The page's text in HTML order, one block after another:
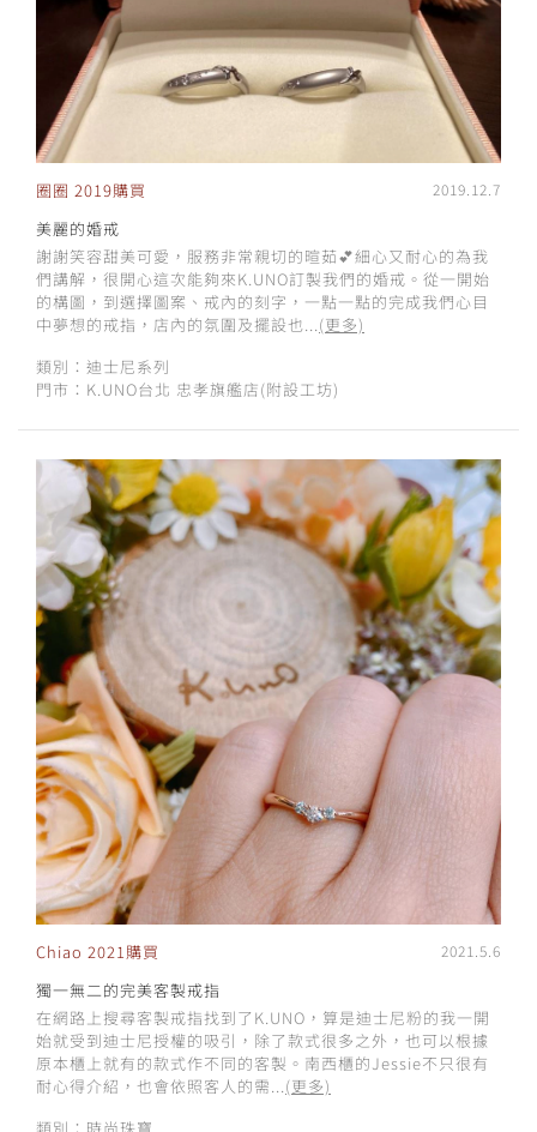
圈圈 2019購買 2019.12.7
美麗的婚戒
謝謝笑容甜美可愛，服務非常親切的暄茹💕細心又耐心的為我
們講解，很開心這次能夠來K.UNO訂製我們的婚戒。從一開始
的構圖，到選擇圖案、戒內的刻字，一點一點的完成我們心目
中夢想的戒指，店內的氛圍及擺設也...(更多)
類別：迪士尼系列
門市：K.UNO台北 忠孝旗艦店(附設工坊)
Chiao 2021購買 2021.5.6
獨一無二的完美客製戒指
在網路上搜尋客製戒指找到了K.UNO，算是迪士尼粉的我一開
始就受到迪士尼授權的吸引，除了款式很多之外，也可以根據
原本櫃上就有的款式作不同的客製。南西櫃的Jessie不只很有
耐心得介紹，也會依照客人的需...(更多)